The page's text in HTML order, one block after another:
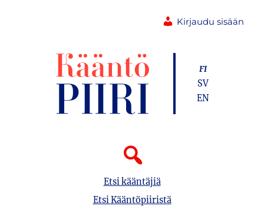
Kirjaudu sisään
Etsi kääntäjiä
Etsi Kääntöpiiristä
FI
SV
EN